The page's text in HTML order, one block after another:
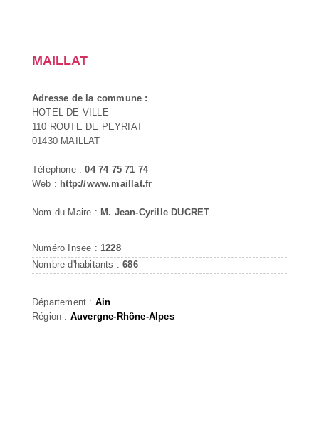
MAILLAT
Adresse de la commune :
HOTEL DE VILLE
110 ROUTE DE PEYRIAT
01430 MAILLAT
Téléphone :04 74 75 71 74
Web : http://www.maillat.fr
Nom du Maire : M. Jean-Cyrille DUCRET
Numéro Insee : 1228
Nombre d'habitants :686
Département : Ain
Région : Auvergne-Rhône-Alpes